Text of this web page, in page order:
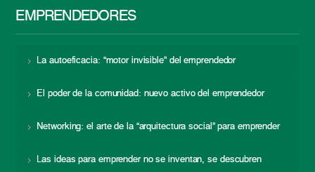
EMPRENDEDORES
La autoeficacia: “motor invisible” del emprendedor
El poder de la comunidad: nuevo activo del emprendedor
Networking: el arte de la “arquitectura social” para emprender
Las ideas para emprender no se inventan, se descubren